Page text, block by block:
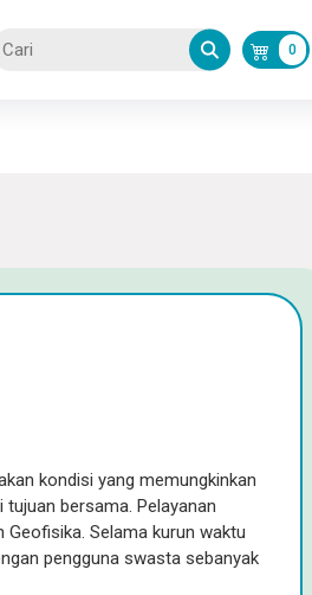
0
kondisi yang memungkinkan
bersama. Pelayanan
Geofisika. Selama kurun waktu
pengguna swasta sebanyak